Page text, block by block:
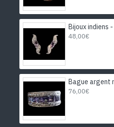
48,00€
76,00€